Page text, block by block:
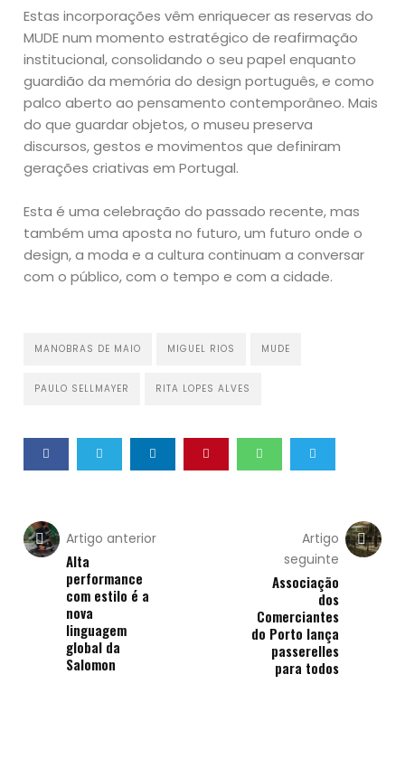
Estas incorporações vêm enriquecer as reservas do
MUDE num momento estratégico de reafirmação
institucional, consolidando o seu papel enquanto
guardião da memória do design português, e como
palco aberto ao pensamento contemporâneo. Mais
do que guardar objetos, o museu preserva
discursos, gestos e movimentos que definiram
gerações criativas em Portugal.
Esta é uma celebração do passado recente, mas
também uma aposta no futuro, um futuro onde o
design, a moda e a cultura continuam a conversar
com o público, com o tempo e com a cidade.
MANOBRAS DE MAIO MIGUEL RIOS MUDE
PAULO SELLMAYER RITA LOPES ALVES
Artigo anterior
Alta
performance
com estilo é a
nova
linguagem
global da
Salomon
Artigo
seguinte
Associação
dos
Comerciantes
do Porto lança
passerelles
para todos